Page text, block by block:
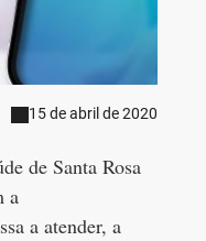
15 de abril de 2020
de Santa Rosa
a
a atender, a